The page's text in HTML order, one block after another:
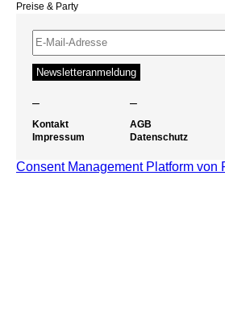
Preise & Party
– –
Kontakt
Impressum
AGB
Datenschutz
Consent Management Platform von